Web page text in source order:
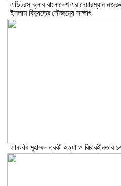
এডিটরস ক্লাব বাংলাদেশ এর চেয়ারম্যান
ইসলাম বিদ্যুতের সৌজন্যে সাক্ষাৎ
তানভীর মুহাম্মদ ত্বকী হত্যা ও